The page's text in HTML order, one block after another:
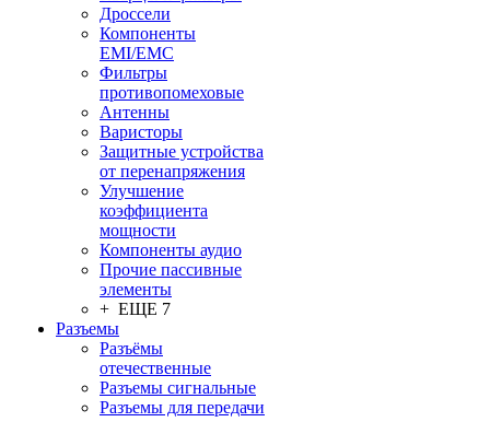
Дроссели
Компоненты
EMI/EMC
Фильтры
противопомеховые
Антенны
Варисторы
Защитные устройства
от перенапряжения
Улучшение
коэффициента
мощности
Компоненты аудио
Прочие пассивные
элементы
+ ЕЩЕ 7
Разъeмы
Разъёмы
отечественные
Разъeмы сигнальные
Разъeмы для передачи